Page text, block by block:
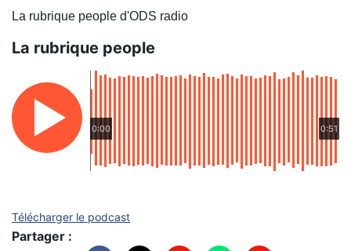
La rubrique people d'ODS radio
La rubrique people
0:00 0:51
Télécharger le podcast
Partager :